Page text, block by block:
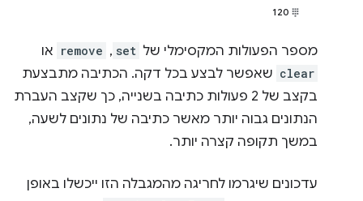
120
מספר הפעולות המקסימלי של set
,
remove או
clear שאפשר לבצע בכל דקה. הכתיבה מתבצעת
בקצב של 2 פעולות כתיבה בשנייה, כך שקצב העברת
הנתונים גבוה יותר מאשר כתיבה של נתונים לשעה,
במשך תקופה קצרה יותר.
עדכונים שיגרמו לחריגה מהמגבלה הזו ייכשלו באופן